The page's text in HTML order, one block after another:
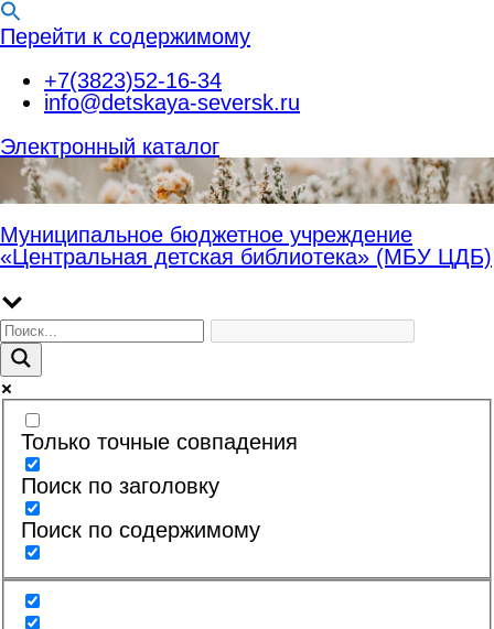
Перейти к содержимому
+7(3823)52-16-34
info@detskaya-seversk.ru
Электронный каталог
Муниципальное бюджетное учреждение
«Центральная детская библиотека» (МБУ ЦДБ)
Только точные совпадения
Поиск по заголовку
Поиск по содержимому